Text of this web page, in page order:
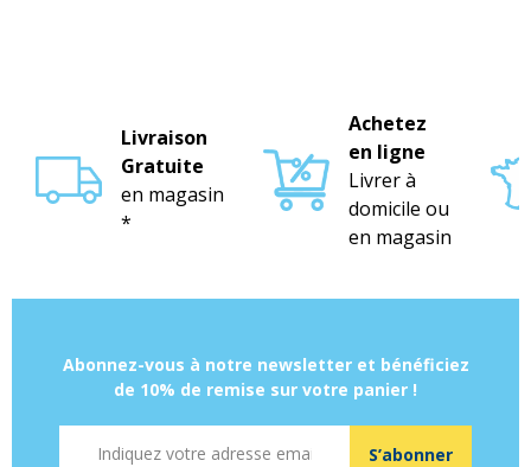
Livraison
Gratuite
en magasin
*
Achetez
en ligne
Livrer à
domicile ou
en magasin
Abonnez-vous à notre newsletter et bénéficiez
de 10% de remise sur votre panier !
S’abonner